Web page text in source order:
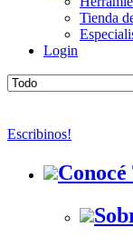
Tienda
Login
Escribinos!